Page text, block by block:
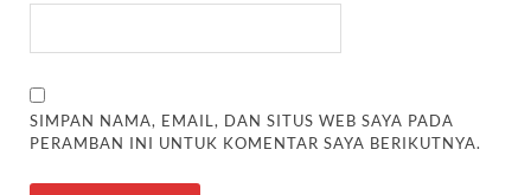
SIMPAN NAMA, EMAIL, DAN SITUS WEB SAYA PADA
PERAMBAN INI UNTUK KOMENTAR SAYA BERIKUTNYA.